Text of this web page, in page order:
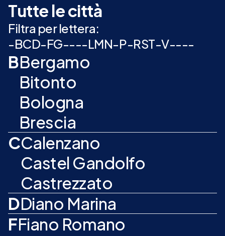
Tutte le città
Filtra per lettera:
-BCD-FG----LMN-P-RST-V----
BBergamo
Bitonto
Bologna
Brescia
CCalenzano
Castel Gandolfo
Castrezzato
DDiano Marina
FFiano Romano